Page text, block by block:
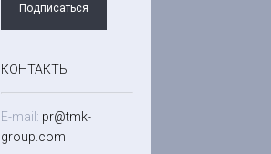
Подписаться
КОНТАКТЫ
E-mail: pr@tmk-
group.com